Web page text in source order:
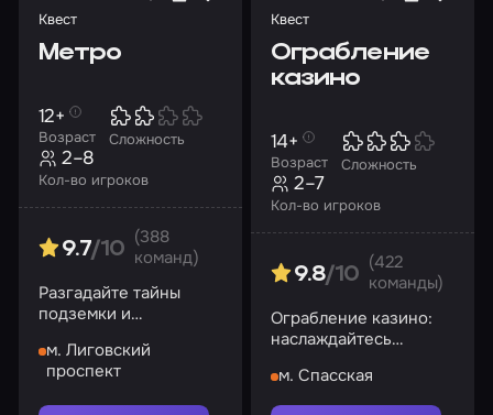
Квест
Метро
Возраст
12+
Сложность
Кол-во игроков
2–8
9.7/10
(388
команд)
Разгадайте тайны
подземки и
м. Лиговский
проспект
Квест
Ограбление
казино
Возраст
14+
Сложность
Кол-во игроков
2–7
9.8/10
(422
команды)
Ограбление казино:
наслаждайтесь
разоблачите
преступников!
м. Спасская